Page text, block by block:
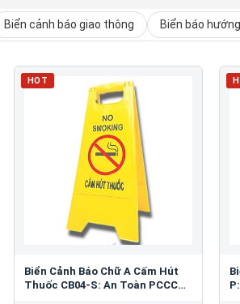
Biển cảnh báo giao thông Biển báo
HOT
Biển Cảnh Báo Chữ A Cấm Hút
Thuốc CB04-S: An Toàn PCCC